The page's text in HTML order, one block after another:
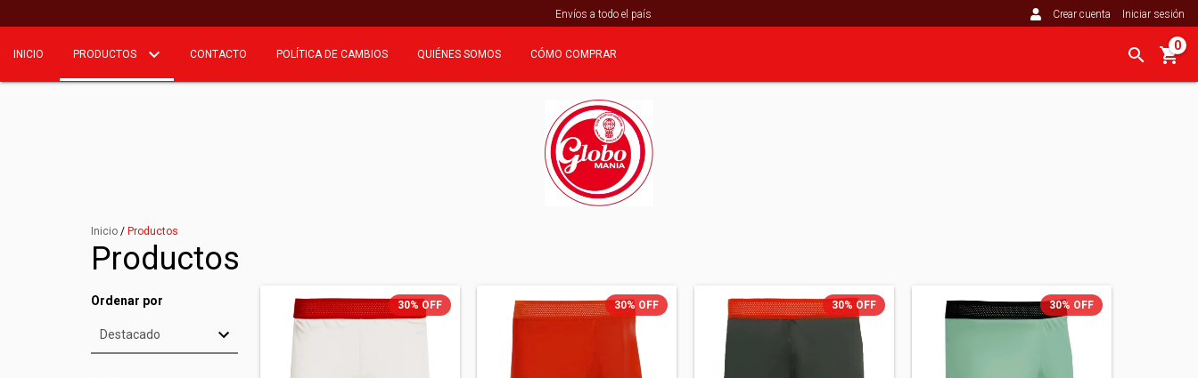
Envíos a todo el país Crear cuenta Iniciar sesión
INICIO PRODUCTOS CONTACTO POLÍTICA DE CAMBIOS QUIÉNES SOMOS CÓMO COMPRAR
0
Inicio / Productos
Productos
Ordenar por 30% OFF 30% OFF 30% OFF 30% OFF